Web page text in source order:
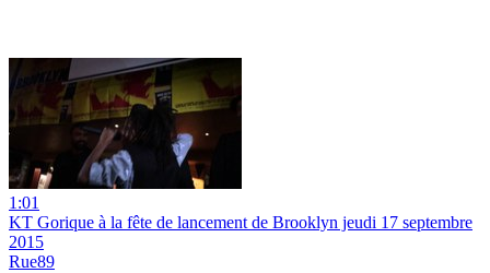
1:01
KT Gorique à la fête de lancement de Brooklyn jeudi 17 septembre
2015
Rue89